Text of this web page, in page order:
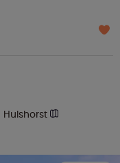
Hulshorst